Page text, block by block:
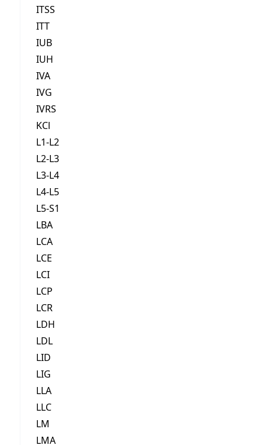
ITSS
ITT
IUB
IUH
IVA
IVG
IVRS
KCl
L1-L2
L2-L3
L3-L4
L4-L5
L5-S1
LBA
LCA
LCE
LCI
LCP
LCR
LDH
LDL
LID
LIG
LLA
LLC
LM
LMA